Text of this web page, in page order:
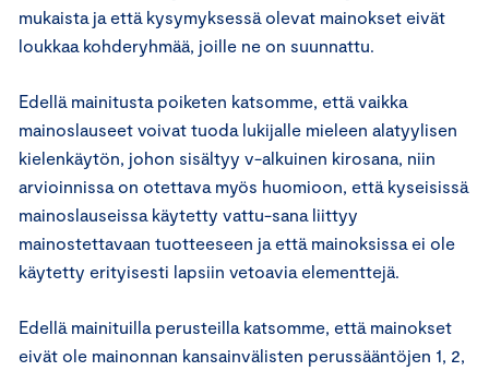
mukaista ja että kysymyksessä olevat mainokset eivät
loukkaa kohderyhmää, joille ne on suunnattu.
Edellä mainitusta poiketen katsomme, että vaikka
mainoslauseet voivat tuoda lukijalle mieleen alatyylisen
kielenkäytön, johon sisältyy v-alkuinen kirosana, niin
arvioinnissa on otettava myös huomioon, että kyseisissä
mainoslauseissa käytetty vattu-sana liittyy
mainostettavaan tuotteeseen ja että mainoksissa ei ole
käytetty erityisesti lapsiin vetoavia elementtejä.
Edellä mainituilla perusteilla katsomme, että mainokset
eivät ole mainonnan kansainvälisten perussääntöjen 1, 2,